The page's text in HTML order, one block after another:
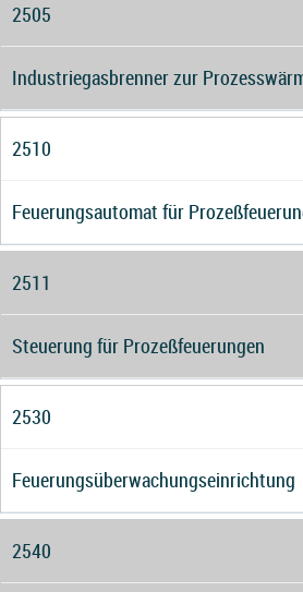
2505
Industriegasbrenner zur
2510
Feuerungsautomat für
2511
Steuerung für Prozeßfeuerungen
2530
Feuerungsüberwachungseinrichtung
2540